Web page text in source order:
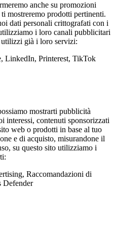
anche su promozioni
mostreremo prodotti pertinenti.
dati personali crittografati con i
i loro canali pubblicitari
già i loro servizi:
LinkedIn, Printerest, TikTok
mostrarti pubblicità
interessi, contenuti sponsorizzati
web o prodotti in base al tuo
e di acquisto, misurandone il
su questo sito utilizziamo i
Raccomandazioni di
Defender